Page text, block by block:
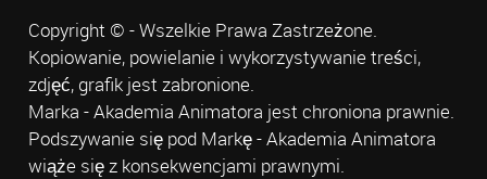
Copyright © - Wszelkie Prawa Zastrzeżone.
Kopiowanie, powielanie i wykorzystywanie treści,
zdjęć, grafik jest zabronione.
Marka - Akademia Animatora jest chroniona prawnie.
Podszywanie się pod Markę - Akademia Animatora
wiąże się z konsekwencjami prawnymi.